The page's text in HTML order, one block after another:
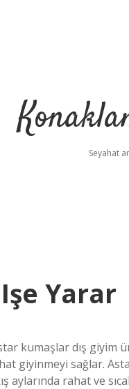
Seyahat
Yarar
kumaşlar dış giyim
giyinmeyi sağlar.
rahat ve